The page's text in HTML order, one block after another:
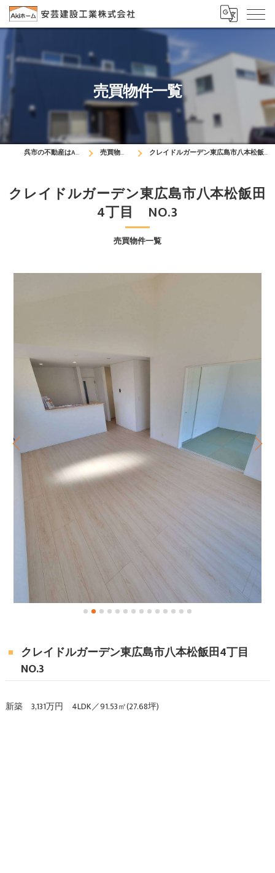
売買物件一覧
呉市の不動産はAkiホーム 売買物件一覧 クレイドルガーデン東広島市八本松飯田4丁目 NO.3
売買物件一覧
クレイドルガーデン東広島市八本松飯田
4丁目 NO.3
クレイドルガーデン東広島市八本松飯田4丁目
NO.3
新築 3,131万円 4LDK／91.53㎡(27.68坪)